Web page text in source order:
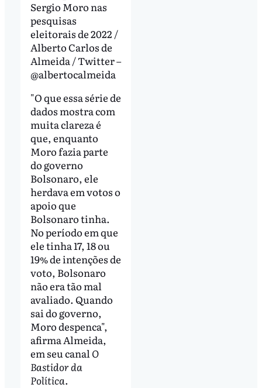
Sergio Moro nas
pesquisas
eleitorais de 2022 /
Alberto Carlos de
Almeida / Twitter –
@albertocalmeida
"O que essa série de
dados mostra com
muita clareza é
que, enquanto
Moro fazia parte
do governo
Bolsonaro, ele
herdava em votos o
apoio que
Bolsonaro tinha.
No período em que
ele tinha 17, 18 ou
19% de intenções de
voto, Bolsonaro
não era tão mal
avaliado. Quando
sai do governo,
Moro despenca",
afirma Almeida,
em seu canal O
Bastidor da
Política.